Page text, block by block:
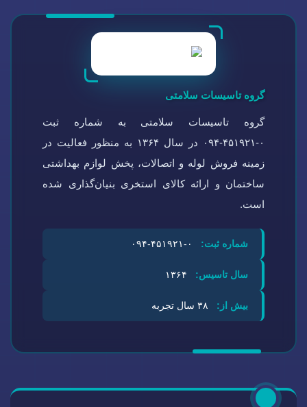
گروه تاسیسات سلامتی
گروه تاسیسات سلامتی به شماره ثبت
۰-۴۵۱۹۲۱-۰۹۴ در سال ۱۳۶۴ به منظور فعالیت در
زمینه فروش لوله و اتصالات، پخش لوازم بهداشتی
ساختمان و ارائه کالای استخری بنیان‌گذاری شده
است.
شماره ثبت:
سال تاسیس:
بیش از: